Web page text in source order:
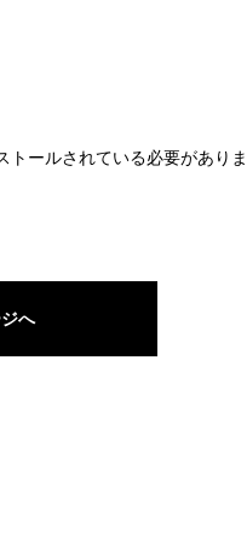
ールされている必要があり
へ